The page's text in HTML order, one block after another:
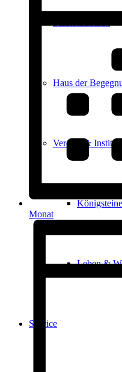
Haus der
Vereine &
Leben &
Service
Monat